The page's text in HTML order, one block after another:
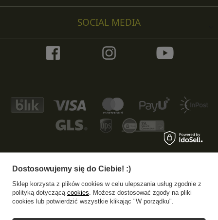
SOCIAL MEDIA
+48 533 372 997 info@specshop.pl
SpecShop.pl,Bałtycka 6, 61-013Poznań
Dostosowujemy się do Ciebie! :)
Sklep korzysta z plików cookies w celu ulepszania usług zgodnie z
polityką dotyczącą cookies. Możesz dostosować zgody na pliki
cookies lub potwierdzić wszystkie klikając "W porządku".